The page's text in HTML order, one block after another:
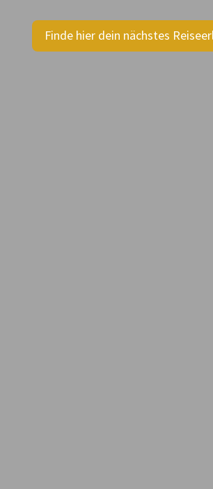
Finde hier dein nächstes